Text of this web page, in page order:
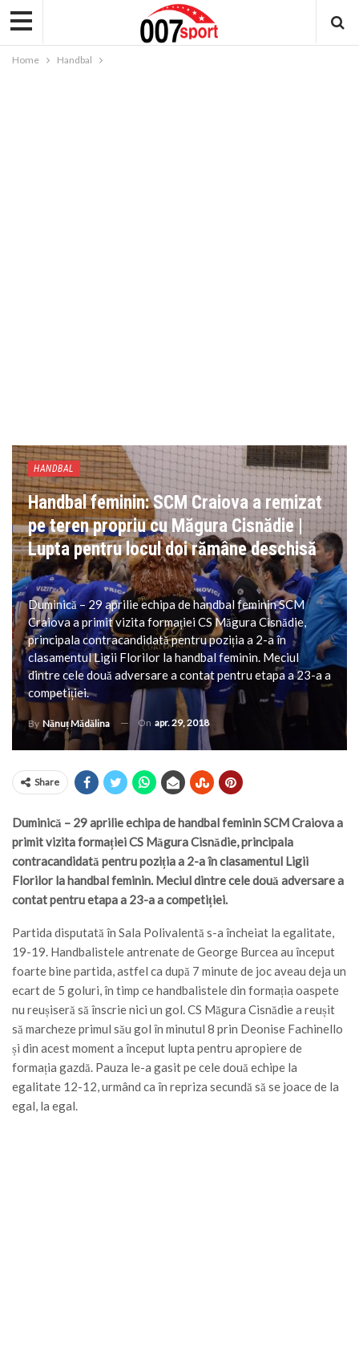
Home Handbal
HANDBAL
Handbal feminin: SCM Craiova a remizat
pe teren propriu cu Măgura Cisnădie |
Lupta pentru locul doi rămâne deschisă
Duminică – 29 aprilie echipa de handbal feminin SCM
Craiova a primit vizita formației CS Măgura Cisnădie,
principala contracandidată pentru poziția a 2-a în
clasamentul Ligii Florilor la handbal feminin. Meciul
dintre cele două adversare a contat pentru etapa a 23-a a
competiției.
By Nănuț Mădălina On apr. 29, 2018
Share
Duminică – 29 aprilie echipa de handbal feminin SCM Craiova a
primit vizita formației CS Măgura Cisnădie, principala
contracandidată pentru poziția a 2-a în clasamentul Ligii
Florilor la handbal feminin. Meciul dintre cele două adversare a
contat pentru etapa a 23-a a competiției.
Partida disputată în Sala Polivalentă s-a încheiat la egalitate,
19-19. Handbalistele antrenate de George Burcea au început
foarte bine partida, astfel ca după 7 minute de joc aveau deja un
ecart de 5 goluri, în timp ce handbalistele din formația oaspete
nu reușiseră să înscrie nici un gol. CS Măgura Cisnădie a reușit
să marcheze primul său gol în minutul 8 prin Deonise Fachinello
și din acest moment a început lupta pentru apropiere de
formația gazdă. Pauza le-a gasit pe cele două echipe la
egalitate 12-12, urmând ca în repriza secundă să se joace de la
egal, la egal.